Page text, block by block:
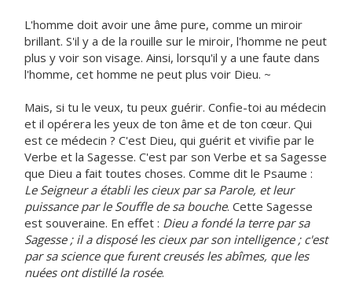
L'homme doit avoir une âme pure, comme un miroir
brillant. S'il y a de la rouille sur le miroir, l'homme ne peut
plus y voir son visage. Ainsi, lorsqu'il y a une faute dans
l'homme, cet homme ne peut plus voir Dieu. ~
Mais, si tu le veux, tu peux guérir. Confie-toi au médecin
et il opérera les yeux de ton âme et de ton cœur. Qui
est ce médecin ? C'est Dieu, qui guérit et vivifie par le
Verbe et la Sagesse. C'est par son Verbe et sa Sagesse
que Dieu a fait toutes choses. Comme dit le Psaume :
Le Seigneur a établi les cieux par sa Parole, et leur
puissance par le Souffle de sa bouche. Cette Sagesse
est souveraine. En effet : Dieu a fondé la terre par sa
Sagesse ; il a disposé les cieux par son intelligence ; c'est
par sa science que furent creusés les abîmes, que les
nuées ont distillé la rosée.